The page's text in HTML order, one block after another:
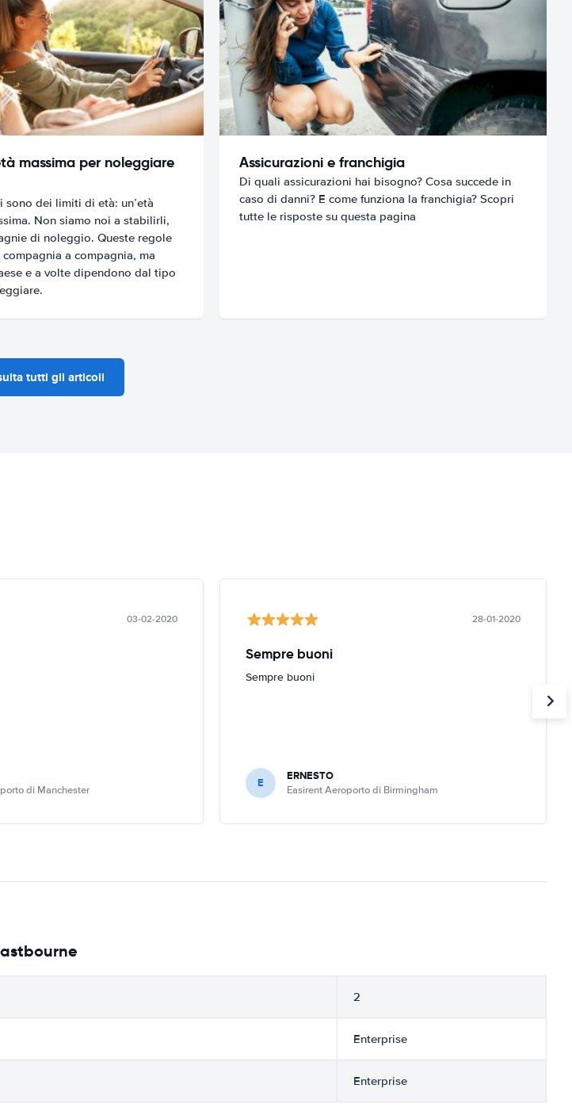
massima per noleggiare
dei limiti di età: un’età
Non siamo noi a stabilirli,
di noleggio. Queste regole
a compagnia, ma
e a volte dipendono dal tipo
Assicurazioni e franchigia
Di quali assicurazioni hai bisogno? Cosa succede in
caso di danni? E come funziona la franchigia? Scopri
tutte le risposte su questa pagina
tutti gli articoli
03-02-2020
di Manchester
28-01-2020
Sempre buoni
Sempre buoni
E ERNESTO
Easirent Aeroporto di Birmingham
2
Enterprise
Enterprise